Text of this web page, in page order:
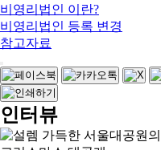
비영리법인 이란?
비영리법인 등록 변경
참고자료
인터뷰